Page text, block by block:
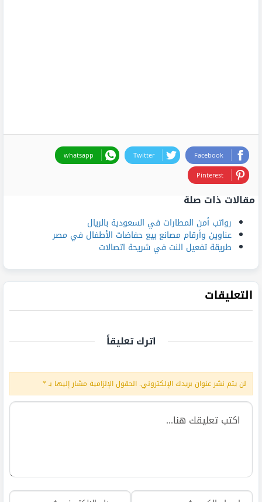
Facebook
Twitter
whatsapp
Pinterest
مقالات ذات صلة
رواتب أمن المطارات في السعودية بالريال
عناوين وأرقام مصانع بيع حفاضات الأطفال في مصر
طريقة تفعيل النت في شريحة اتصالات
التعليقات
اترك تعليقاً
لن يتم نشر عنوان بريدك الإلكتروني. الحقول الإلزامية مشار إليها بـ*